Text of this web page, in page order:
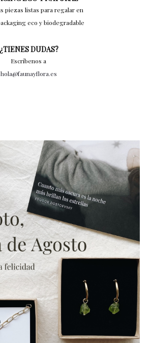
piezas listas para regalar en
eco y biodegradable
¿TIENES DUDAS?
Escríbenos a
hola@faunayflora.es